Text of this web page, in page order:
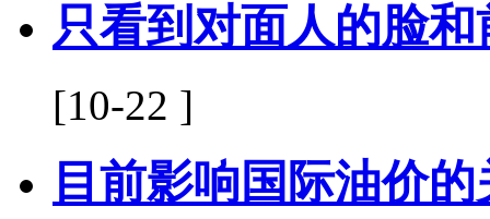
只看到对面人的脸
[10-22 ]
目前影响国际油价